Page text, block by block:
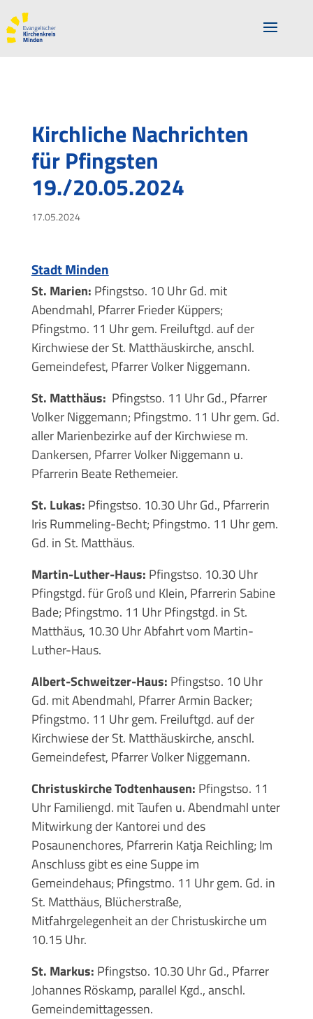
Kirchliche Nachrichten
für Pfingsten
19./20.05.2024
17.05.2024
Stadt Minden
St. Marien: Pfingstso. 10 Uhr Gd. mit
Abendmahl, Pfarrer Frieder Küppers;
Pfingstmo. 11 Uhr gem. Freiluftgd. auf der
Kirchwiese der St. Matthäuskirche, anschl.
Gemeindefest, Pfarrer Volker Niggemann.
St. Matthäus: Pfingstso. 11 Uhr Gd., Pfarrer
Volker Niggemann; Pfingstmo. 11 Uhr gem. Gd.
aller Marienbezirke auf der Kirchwiese m.
Dankersen, Pfarrer Volker Niggemann u.
Pfarrerin Beate Rethemeier.
St. Lukas: Pfingstso. 10.30 Uhr Gd., Pfarrerin
Iris Rummeling-Becht; Pfingstmo. 11 Uhr gem.
Gd. in St. Matthäus.
Martin-Luther-Haus: Pfingstso. 10.30 Uhr
Pfingstgd. für Groß und Klein, Pfarrerin Sabine
Bade; Pfingstmo. 11 Uhr Pfingstgd. in St.
Matthäus, 10.30 Uhr Abfahrt vom Martin-
Luther-Haus.
Albert-Schweitzer-Haus: Pfingstso. 10 Uhr
Gd. mit Abendmahl, Pfarrer Armin Backer;
Pfingstmo. 11 Uhr gem. Freiluftgd. auf der
Kirchwiese der St. Matthäuskirche, anschl.
Gemeindefest, Pfarrer Volker Niggemann.
Christuskirche Todtenhausen: Pfingstso. 11
Uhr Familiengd. mit Taufen u. Abendmahl unter
Mitwirkung der Kantorei und des
Posaunenchores, Pfarrerin Katja Reichling; Im
Anschluss gibt es eine Suppe im
Gemeindehaus; Pfingstmo. 11 Uhr gem. Gd. in
St. Matthäus, Blücherstraße,
Mitfahrgelegenheit an der Christuskirche um
10.15 Uhr.
St. Markus: Pfingstso. 10.30 Uhr Gd., Pfarrer
Johannes Röskamp, parallel Kgd., anschl.
Gemeindemittagessen.